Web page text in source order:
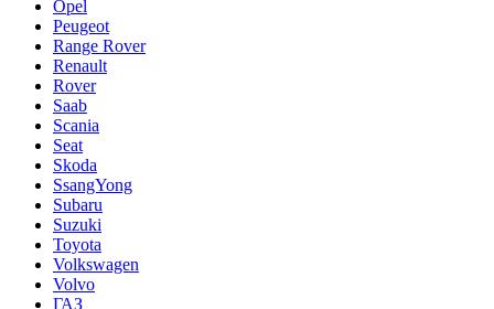
Opel
Peugeot
Range Rover
Renault
Rover
Saab
Scania
Seat
Skoda
SsangYong
Subaru
Suzuki
Toyota
Volkswagen
Volvo
ГАЗ